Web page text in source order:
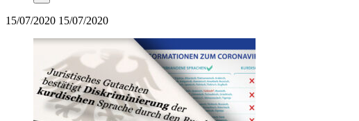
15/07/2020 15/07/2020